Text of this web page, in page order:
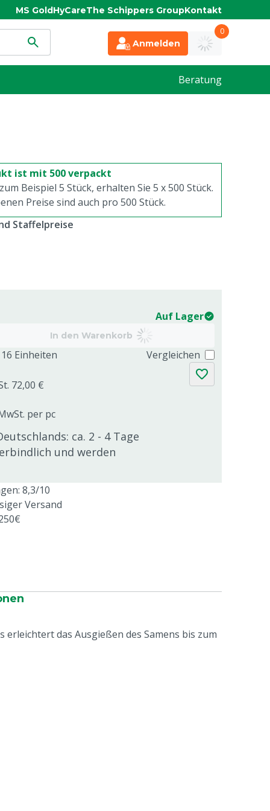
MS GoldHyCareThe Schippers GroupKontakt
Anmelden
0
Beratung
ist mit 500 verpackt
Beispiel 5 Stück, erhalten Sie 5 x500 Stück.
Preise sind auch pro 500 Stück.
Auf Lager
In den Warenkorb
16 Einheiten
72,00 €
per pc
ca. 2 - 4 Tage
und werden
Vergleichen
Staffelpreise
8,3/10
Versand
erleichtert das Ausgießen des Samens bis zum